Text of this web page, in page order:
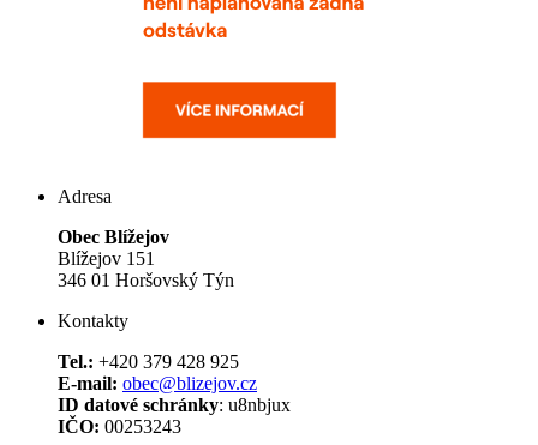
Adresa
Obec Blížejov
Blížejov 151
346 01 Horšovský Týn
Kontakty
Tel.: +420 379 428 925
E-mail: obec@blizejov.cz
ID datové schránky: u8nbjux
IČO: 00253243